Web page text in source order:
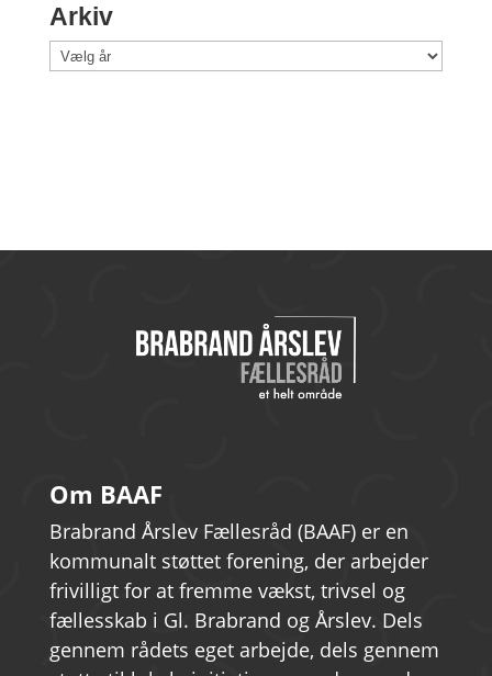
Arkiv
Om BAAF
Brabrand Årslev Fællesråd (BAAF) er en
kommunalt støttet forening, der arbejder
frivilligt for at fremme vækst, trivsel og
fællesskab i Gl. Brabrand og Årslev. Dels
gennem rådets eget arbejde, dels gennem